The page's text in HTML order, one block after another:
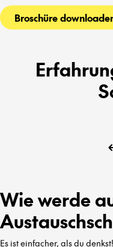
Broschüre
Wie werde
Es ist einfacher, als du